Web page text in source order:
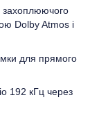
захоплюючого
Dolby Atmos і
для прямого
192 кГц через